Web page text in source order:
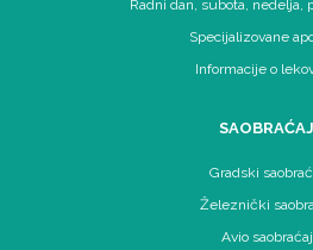
Radni dan, subota, nedelja,
Specijalizovane
Informacije o
SAOBRAĆAJ
Gradski
Železnički
Avio saobraćaj